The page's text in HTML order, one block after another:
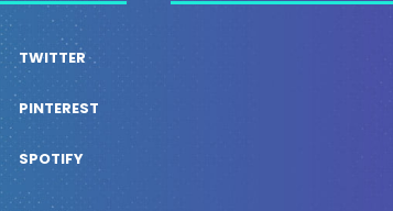
TWITTER
PINTEREST
SPOTIFY